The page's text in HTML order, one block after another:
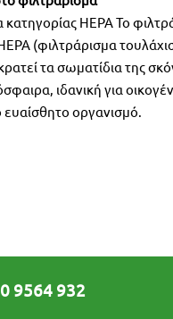
HEPA Το
(φιλτράρισμα
τα σωματίδια της
ιδανική για
ευαίσθητο οργανισμό.
9564 932